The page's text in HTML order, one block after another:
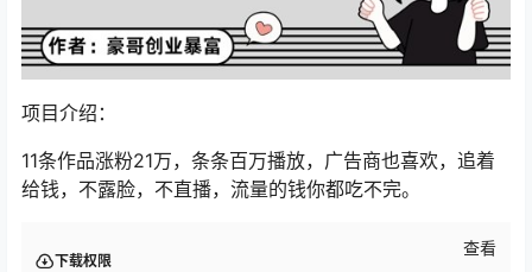
项目介绍：
11条作品涨粉21万，条条百万播放，广告商也喜欢，追着
给钱，不露脸，不直播，流量的钱你都吃不完。
下载权限
查看